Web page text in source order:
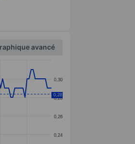
avancé
0,24
0,26
0,28
0,30
0,28